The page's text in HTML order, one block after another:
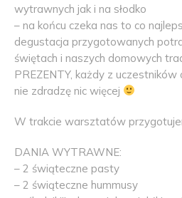
wytrawnych jak i na słodko
– na końcu czeka nas to co
degustacja przygotowanych
świętach i naszych domowych
PREZENTY, każdy z
nie zdradzę nic więcej
W trakcie warsztatów
DANIA WYTRAWNE:
– 2 świąteczne pasty
– 2 świąteczne hummusy